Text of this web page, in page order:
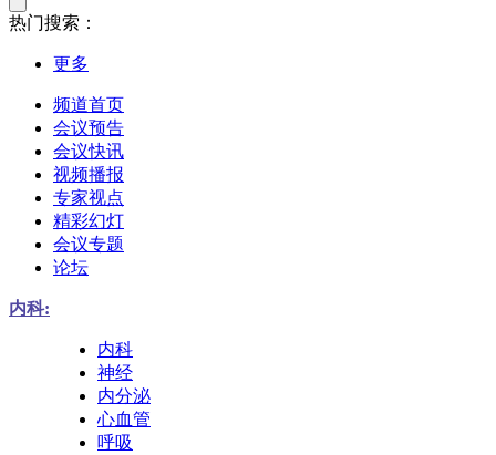
热门搜索：
更多
频道首页
会议预告
会议快讯
视频播报
专家视点
精彩幻灯
会议专题
论坛
内科:
内科
神经
内分泌
心血管
呼吸